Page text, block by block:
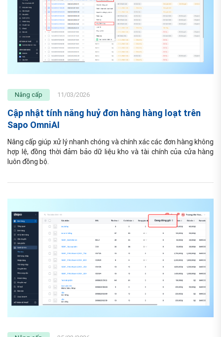
Nâng cấp 11/03/2026
Cập nhật tính năng huỷ đơn hàng hàng loạt trên
Sapo OmniAI
Nâng cấp giúp xử lý nhanh chóng và chính xác các đơn hàng không
hợp lệ, đồng thời đảm bảo dữ liệu kho và tài chính của cửa hàng
luôn đồng bộ.